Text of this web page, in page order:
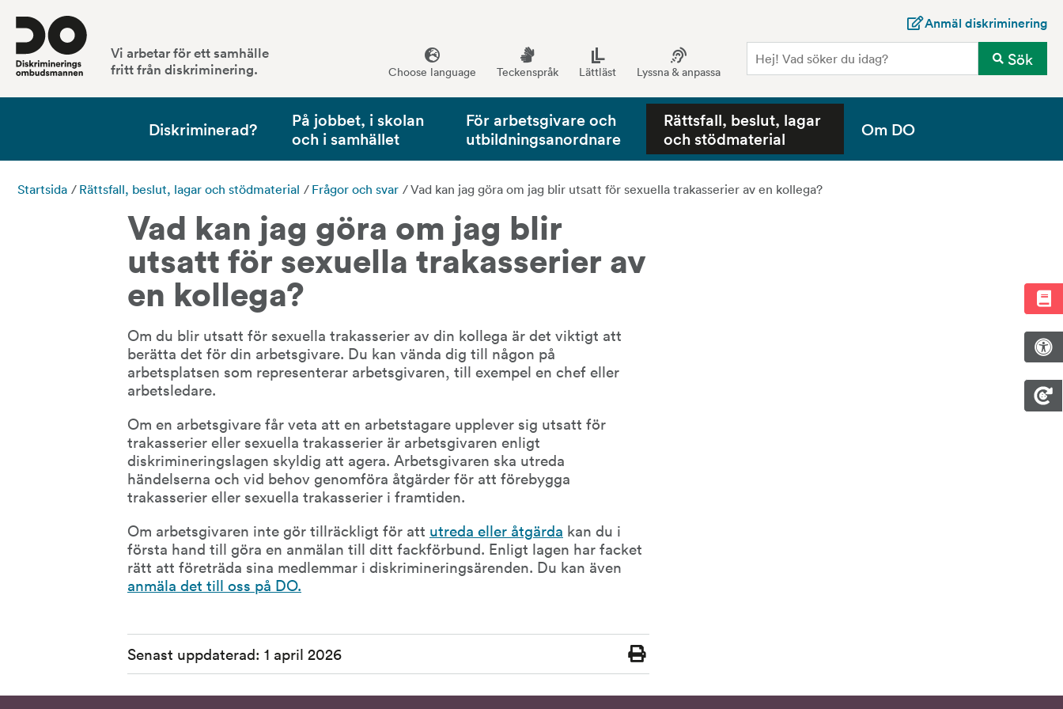
Vi arbetar för ett samhälle
fritt från diskriminering.
Anmäl diskriminering
Choose language Teckenspråk Lättläst Lyssna & anpassa
Sök
Diskriminerad?
På jobbet, i skolan
och i samhället
För arbetsgivare och
utbildningsanordnare
Rättsfall, beslut, lagar
och stödmaterial
Om DO
Startsida / Rättsfall, beslut, lagar och stödmaterial / Frågor och svar /Vad kan jag göra om jag blir utsatt för sexuella trakasserier av en kollega?
Vad kan jag göra om jag blir
utsatt för sexuella trakasserier av
en kollega?
Om du blir utsatt för sexuella trakasserier av din kollega är det viktigt att
berätta det för din arbetsgivare. Du kan vända dig till någon på
arbetsplatsen som representerar arbetsgivaren, till exempel en chef eller
arbetsledare.
Om en arbetsgivare får veta att en arbetstagare upplever sig utsatt för
trakasserier eller sexuella trakasserier är arbetsgivaren enligt
diskrimineringslagen skyldig att agera. Arbetsgivaren ska utreda
händelserna och vid behov genomföra åtgärder för att förebygga
trakasserier eller sexuella trakasserier i framtiden.
Om arbetsgivaren inte gör tillräckligt för att utreda eller åtgärda kan du i
första hand till göra en anmälan till ditt fackförbund. Enligt lagen har facket
anmäla det till oss på DO.
Sidinformation
Senast uppdaterad: 1 april 2026
Skriv
ut